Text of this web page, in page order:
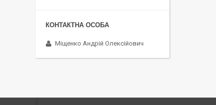
Міщенко Андрій Олексійович